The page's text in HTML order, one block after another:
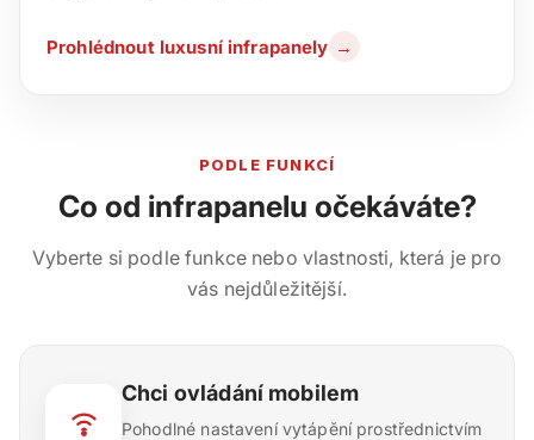
Prohlédnout luxusní infrapanely →
PODLE FUNKCÍ
Co od infrapanelu očekáváte?
Vyberte si podle funkce nebo vlastnosti, která je pro
vás nejdůležitější.
Chci ovládání mobilem
Pohodlné nastavení vytápění prostřednictvím